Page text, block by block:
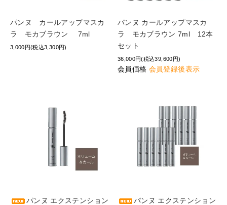
パンヌ カールアップマスカ
ラ モカブラウン 7ml
3,000円(税込3,300円)
パンヌ カールアップマスカ
ラ モカブラウン 7ml 12本
セット
36,000円(税込39,600円)
会員価格 会員登録後表示
パンヌ エクステンション
パンヌ エクステンション